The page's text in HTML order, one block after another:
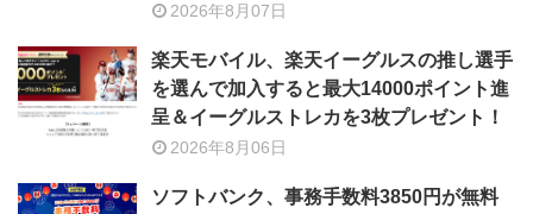
2026年8月07日
楽天モバイル、楽天イーグルスの推し選手
を選んで加入すると最大14000ポイント進
呈＆イーグルストレカを3枚プレゼント！
2026年8月06日
ソフトバンク、事務手数料3850円が無料